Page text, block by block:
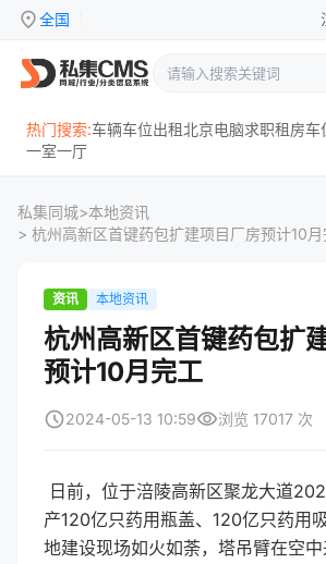
location_on全国
热门搜索:车辆车位出租北京电脑求职租房车
一室一厅
私集同城>本地资讯
> 杭州高新区首键药包扩建项目厂房预计10月
资讯 本地资讯
杭州高新区首键药包扩
预计10月完工
schedule2024-05-13 10:59visibility浏览 17017 次
日前，位于涪陵高新区聚龙大道
产120亿只药用瓶盖、120亿只药用
地建设现场如火如荼，塔吊臂在空